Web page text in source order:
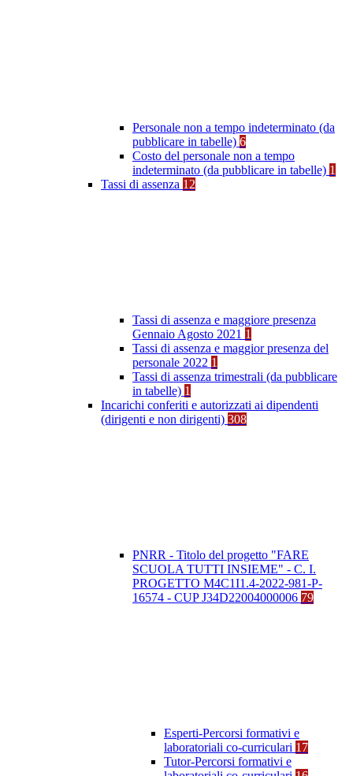
Personale non a tempo indeterminato (da
pubblicare in tabelle) 6
Costo del personale non a tempo
indeterminato (da pubblicare in tabelle) 1
Tassi di assenza 12
Tassi di assenza e maggiore presenza
Gennaio Agosto 2021 1
Tassi di assenza e maggior presenza del
personale 2022 1
Tassi di assenza trimestrali (da pubblicare
in tabelle) 1
Incarichi conferiti e autorizzati ai dipendenti
(dirigenti e non dirigenti) 308
PNRR - Titolo del progetto "FARE
SCUOLA TUTTI INSIEME" - C. I.
PROGETTO M4C1I1.4-2022-981-P-
16574 - CUP J34D22004000006 79
Esperti-Percorsi formativi e
laboratoriali co-curriculari 17
Tutor-Percorsi formativi e